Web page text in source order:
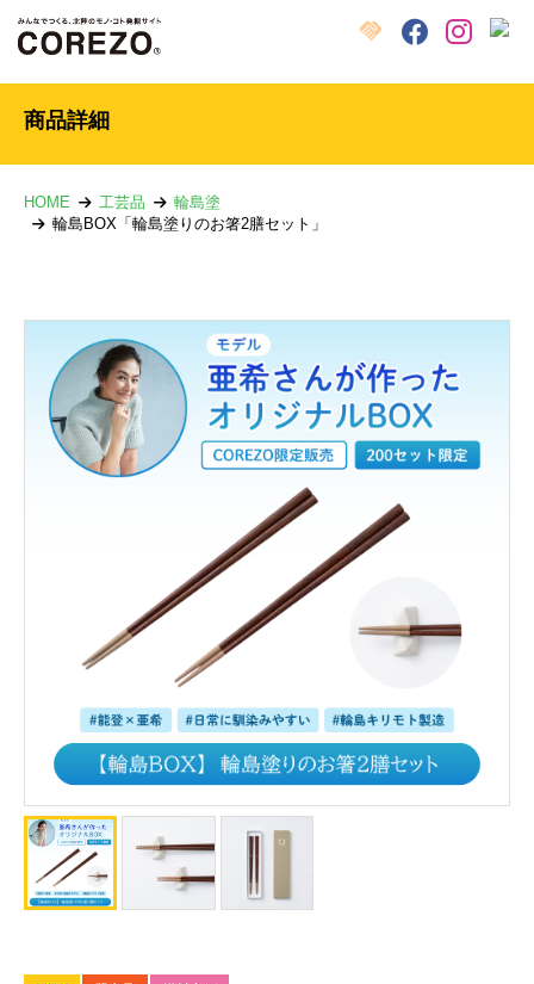
クラウドファンディング
FacebookInstagram
X
商品詳細
HOME 工芸品
輪島塗
輪島BOX「輪島塗りのお箸2膳セット」